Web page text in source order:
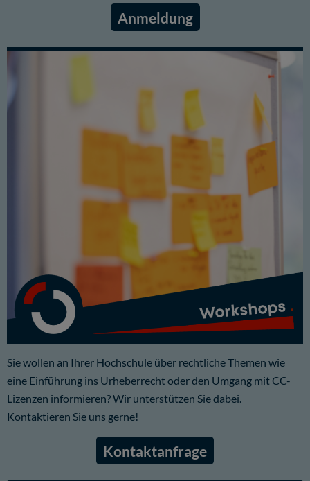
Anmeldung
Workshops
Sie wollen an Ihrer Hochschule über rechtliche Themen wie
eine Einführung ins Urheberrecht oder den Umgang mit CC-
Lizenzen informieren? Wir unterstützen Sie dabei.
Kontaktieren Sie uns gerne!
Kontaktanfrage